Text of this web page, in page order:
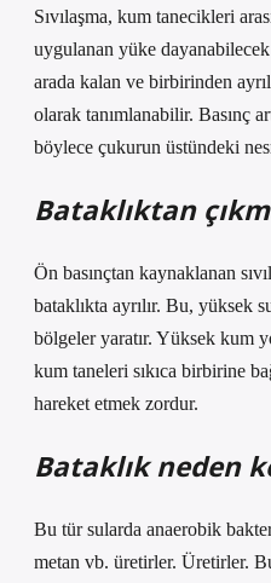
Sıvılaşma, kum tanecikleri
uygulanan yüke
arada kalan ve birbirinden
olarak tanımlanabilir. Basınç
böylece çukurun üstündeki
Bataklıktan
Ön basınçtan kaynaklanan
bataklıkta ayrılır. Bu, yüksek
bölgeler yaratır. Yüksek kum
kum taneleri sıkıca birbirine
hareket etmek zordur.
Bataklık neden
Bu tür sularda anaerobik
metan vb. üretirler. Üretirler.